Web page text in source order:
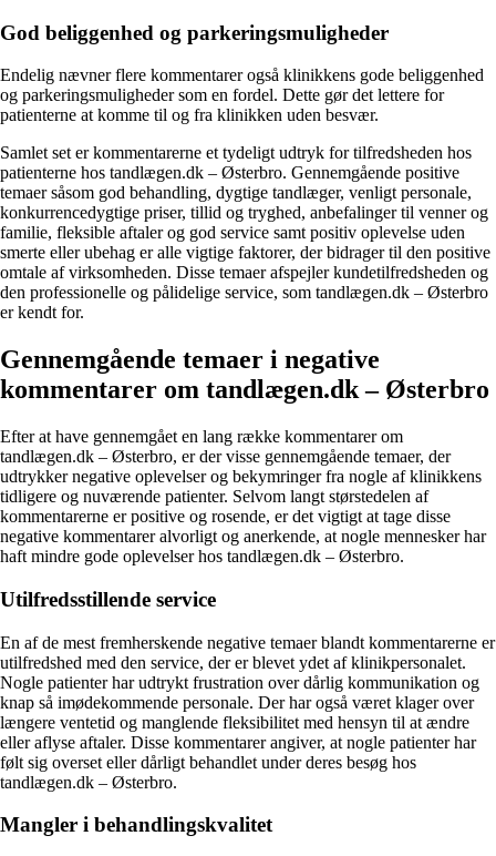
God beliggenhed og parkeringsmuligheder
Endelig nævner flere kommentarer også klinikkens gode beliggenhed
og parkeringsmuligheder som en fordel. Dette gør det lettere for
patienterne at komme til og fra klinikken uden besvær.
Samlet set er kommentarerne et tydeligt udtryk for tilfredsheden hos
patienterne hos tandlægen.dk – Østerbro. Gennemgående positive
temaer såsom god behandling, dygtige tandlæger, venligt personale,
konkurrencedygtige priser, tillid og tryghed, anbefalinger til venner og
familie, fleksible aftaler og god service samt positiv oplevelse uden
smerte eller ubehag er alle vigtige faktorer, der bidrager til den positive
omtale af virksomheden. Disse temaer afspejler kundetilfredsheden og
den professionelle og pålidelige service, som tandlægen.dk – Østerbro
er kendt for.
Gennemgående temaer i negative
kommentarer om tandlægen.dk – Østerbro
Efter at have gennemgået en lang række kommentarer om
tandlægen.dk – Østerbro, er der visse gennemgående temaer, der
udtrykker negative oplevelser og bekymringer fra nogle af klinikkens
tidligere og nuværende patienter. Selvom langt størstedelen af
kommentarerne er positive og rosende, er det vigtigt at tage disse
negative kommentarer alvorligt og anerkende, at nogle mennesker har
haft mindre gode oplevelser hos tandlægen.dk – Østerbro.
Utilfredsstillende service
En af de mest fremherskende negative temaer blandt kommentarerne er
utilfredshed med den service, der er blevet ydet af klinikpersonalet.
Nogle patienter har udtrykt frustration over dårlig kommunikation og
knap så imødekommende personale. Der har også været klager over
længere ventetid og manglende fleksibilitet med hensyn til at ændre
eller aflyse aftaler. Disse kommentarer angiver, at nogle patienter har
følt sig overset eller dårligt behandlet under deres besøg hos
tandlægen.dk – Østerbro.
Mangler i behandlingskvalitet